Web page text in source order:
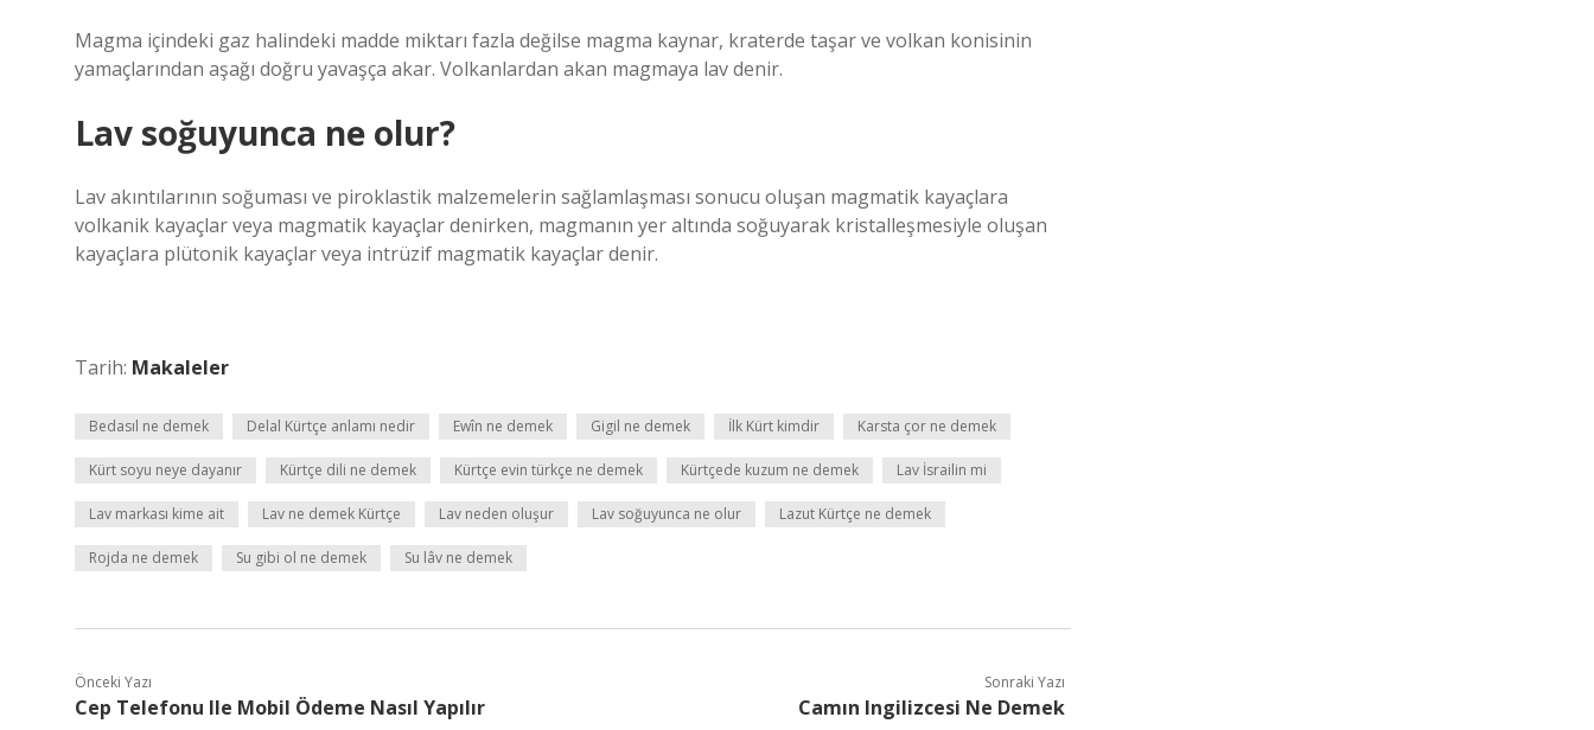
Magma içindeki gaz halindeki madde miktarı fazla değilse magma kaynar, kraterde taşar ve volkan konisinin
yamaçlarından aşağı doğru yavaşça akar. Volkanlardan akan magmaya lav denir.
Lav soğuyunca ne olur?
Lav akıntılarının soğuması ve piroklastik malzemelerin sağlamlaşması sonucu oluşan magmatik kayaçlara
volkanik kayaçlar veya magmatik kayaçlar denirken, magmanın yer altında soğuyarak kristalleşmesiyle oluşan
kayaçlara plütonik kayaçlar veya intrüzif magmatik kayaçlar denir.
Tarih: Makaleler
Bedasıl ne demek Delal Kürtçe anlamı nedir Ewîn ne demek Gigil ne demek İlk Kürt kimdir Karsta çor ne demek
Kürt soyu neye dayanır Kürtçe dili ne demek Kürtçe evin türkçe ne demek Kürtçede kuzum ne demek Lav İsrailin mi
Lav markası kime ait Lav ne demek Kürtçe Lav neden oluşur Lav soğuyunca ne olur Lazut Kürtçe ne demek
Rojda ne demek Su gibi ol ne demek Su lâv ne demek
Önceki Yazı
Cep Telefonu Ile Mobil Ödeme Nasıl Yapılır
Sonraki Yazı
Camın Ingilizcesi Ne Demek